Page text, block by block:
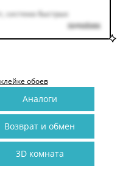
система быстрых
подробнее
обоев
Аналоги
Возврат и обмен
3D комната